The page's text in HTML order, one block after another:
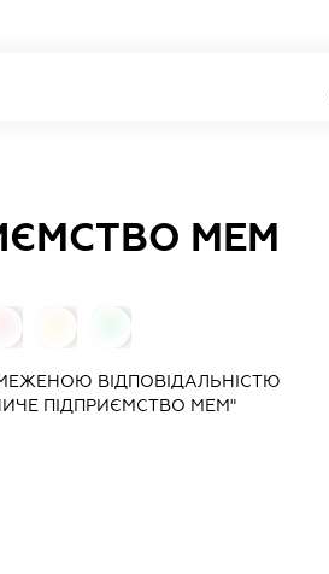
МЕМ
ВІДПОВІДАЛЬНІСТЮ
ПІДПРИЄМСТВО МЕМ"